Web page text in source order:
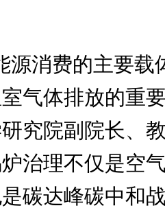
消费的主要载
气体排放的重
究院副院长、
治理不仅是空
碳达峰碳中和